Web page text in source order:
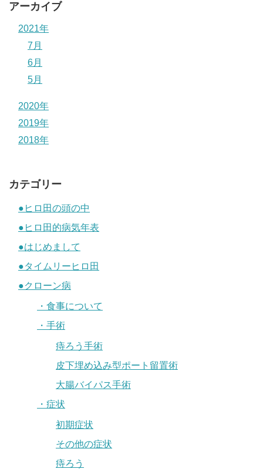
アーカイブ
2021年
7月
6月
5月
2020年
2019年
2018年
カテゴリー
●ヒロ田の頭の中
●ヒロ田的病気年表
●はじめまして
●タイムリーヒロ田
●クローン病
・食事について
・手術
痔ろう手術
皮下埋め込み型ポート留置術
大腸バイパス手術
・症状
初期症状
その他の症状
痔ろう